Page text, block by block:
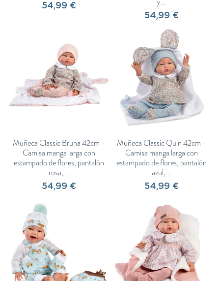
54,99 €
54,99 €
Muñeca Classic Bruna 42cm -
Camisa manga larga con
estampado de flores, pantalón
rosa,...
54,99 €
Muñeca Classic Quin 42cm -
Camisa manga larga con
estampado de flores, pantalón
azul,...
54,99 €